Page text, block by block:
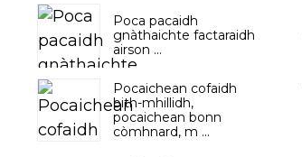
Poca pacaidh
gnàthaichte factaraidh
airson ...
Pocaichean cofaidh
bith-mhillidh,
pocaichean bonn
còmhnard, m ...